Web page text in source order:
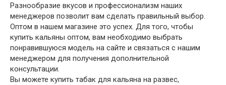
Разнообразие вкусов и профессионализм наших
менеджеров позволит вам сделать правильный выбор.
Оптом в нашем магазине это успех. Для того, чтобы
купить кальяны оптом, вам необходимо выбрать
понравившуюся модель на сайте и связаться с нашим
менеджером для получения дополнительной
консультации.
Вы можете купить табак для кальяна на развес,